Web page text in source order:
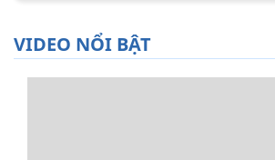
VIDEO NỔI BẬT